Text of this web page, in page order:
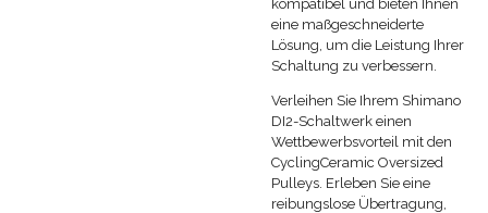
kompatibel und bieten Ihnen
eine maßgeschneiderte
Lösung, um die Leistung Ihrer
Schaltung zu verbessern.
Verleihen Sie Ihrem Shimano
DI2-Schaltwerk einen
Wettbewerbsvorteil mit den
CyclingCeramic Oversized
Pulleys. Erleben Sie eine
reibungslose Übertragung,